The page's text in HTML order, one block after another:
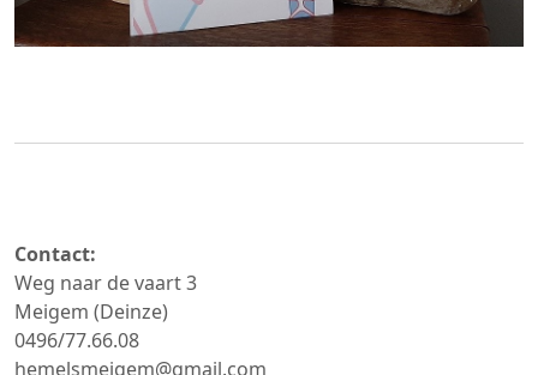
Contact:
Weg naar de vaart 3
Meigem (Deinze)
0496/77.66.08
hemelsmeigem@gmail.com